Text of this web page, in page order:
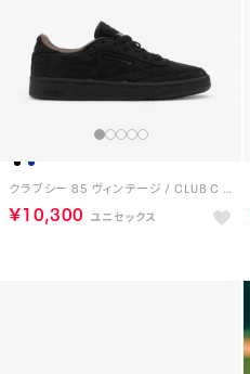
クラブシー 85 ヴィンテージ / CLUB C 85 VINTAGE （ブラック）
￥10,300